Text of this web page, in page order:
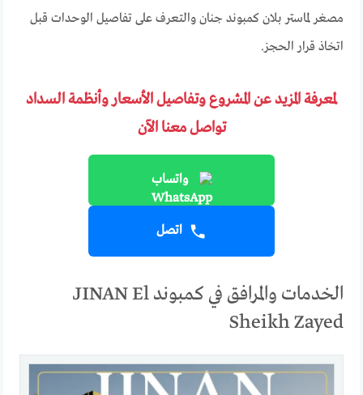
مصغر لماستر بلان كمبوند جنان والتعرف على تفاصيل الوحدات قبل
اتخاذ قرار الحجز.
لمعرفة المزيد عن المشروع وتفاصيل الأسعار وأنظمة السداد
تواصل معنا الآن
واتساب
اتصل
الخدمات والمرافق في كمبوند JINAN El
Sheikh Zayed